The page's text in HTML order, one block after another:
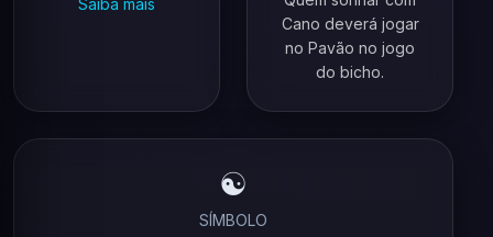
Saiba mais
Cano deverá jogar
no Pavão no jogo
do bicho.
☯️
SÍMBOLO